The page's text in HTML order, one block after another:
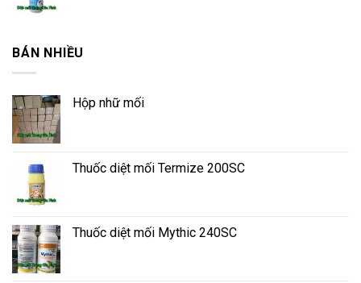
BÁN NHIỀU
Hộp nhữ mối
Thuốc diệt mối Termize 200SC
Thuốc diệt mối Mythic 240SC